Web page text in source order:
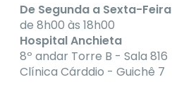
De Segunda a Sexta-Feira
de 8h00 às 18h00
Hospital Anchieta
8º andar Torre B - Sala 816
Clínica Cárddio - Guichê 7